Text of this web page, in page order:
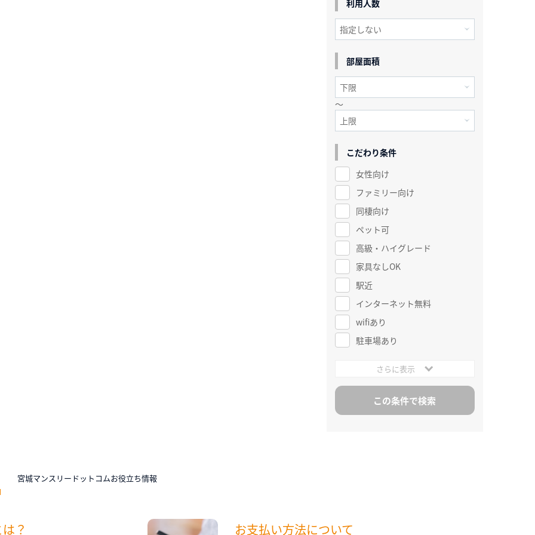
利用人数
部屋面積
～
こだわり条件
女性向け
ファミリー向け
同棲向け
ペット可
高級・ハイグレード
家具なしOK
駅近
インターネット無料
wifiあり
駐車場あり
さらに表示
宮城マンスリードットコムお役立ち情報
？ お支払い方法について